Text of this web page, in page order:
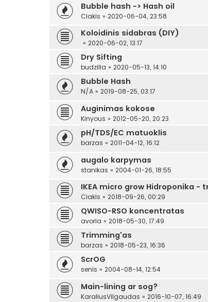
Bubble hash -> Hash oil
Ciakis » 2020-06-04, 23:58
Koloidinis sidabras (DIY)
» 2020-06-02, 13:17
Dry Sifting
budzilla » 2020-05-13, 14:10
Bubble Hash
N/A » 2019-08-25, 03:17
Auginimas kokose
Kinyous » 2012-05-20, 20:23
pH/TDS/EC matuoklis
barzas » 2011-04-12, 16:12
augalo karpymas
stanikas » 2004-01-26, 18:55
IKEA micro grow Hidroponika -
Ciakis » 2018-09-26, 00:29
QWISO-RSO koncentratas
avoria » 2018-05-30, 17:49
Trimming'as
barzas » 2018-05-23, 16:36
ScrOG
senis » 2004-08-14, 12:54
Main-lining ar sog?
KaraliusVilgaudas » 2016-10-07, 16:49